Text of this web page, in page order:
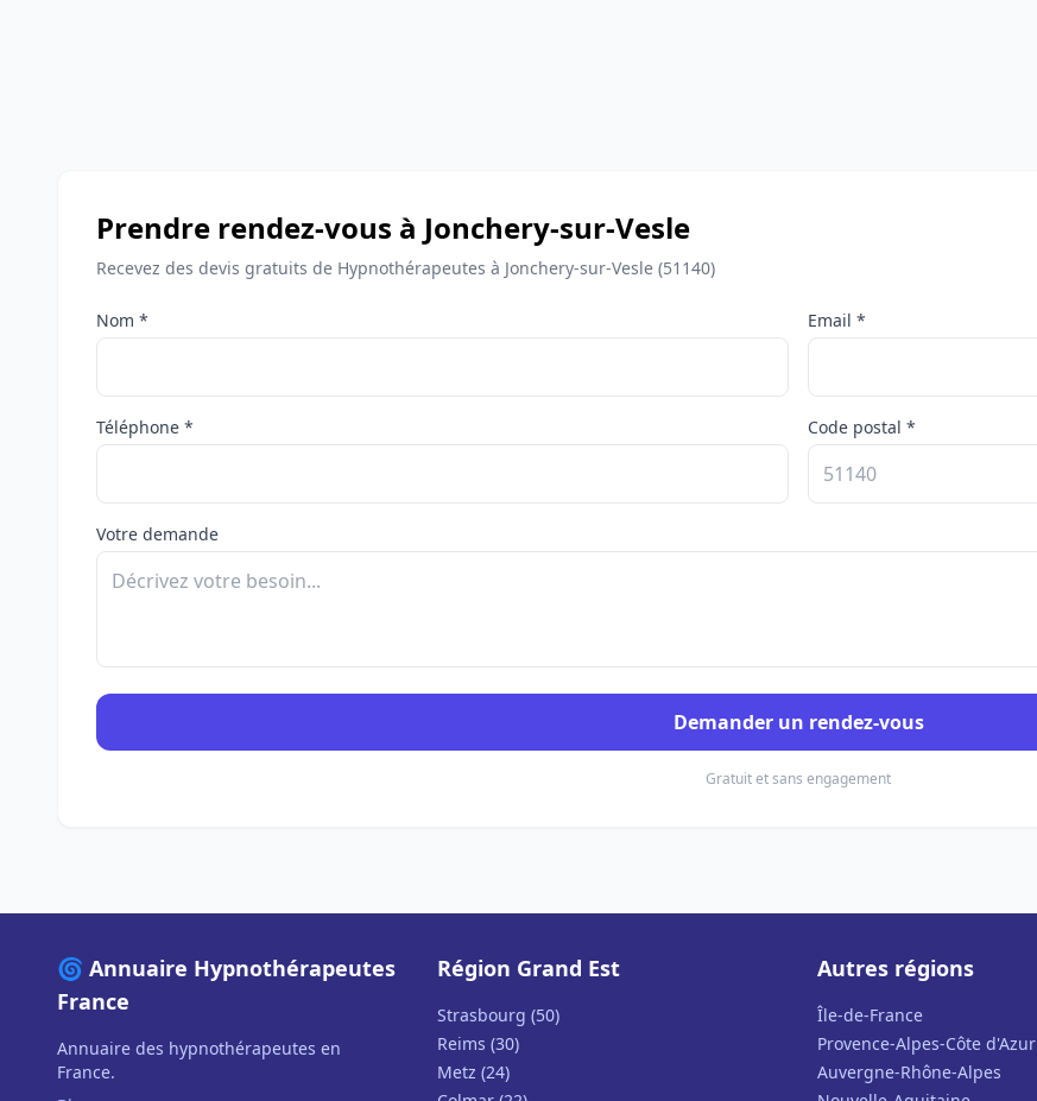
Prendre rendez-vous à Jonchery-sur-Vesle
Recevez des devis gratuits de Hypnothérapeutes à Jonchery-sur-Vesle (51140)
Nom * Email *
Téléphone * Code postal *
Votre demande
Demander un rendez-vous
Gratuit et sans engagement
🌀 Annuaire Hypnothérapeutes
France
Annuaire des hypnothérapeutes en
France.
Région Grand Est
Strasbourg (50)
Reims (30)
Metz (24)
Autres régions
Île-de-France
Provence-Alpes-Côte d'Azur
Auvergne-Rhône-Alpes